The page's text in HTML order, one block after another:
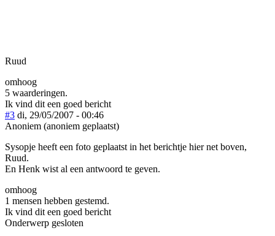
Ruud
omhoog
5 waarderingen.
Ik vind dit een goed bericht
#3 di, 29/05/2007 - 00:46
Anoniem (anoniem geplaatst)
Sysopje heeft een foto geplaatst in het berichtje hier net boven,
Ruud.
En Henk wist al een antwoord te geven.
omhoog
1 mensen hebben gestemd.
Ik vind dit een goed bericht
Onderwerp gesloten